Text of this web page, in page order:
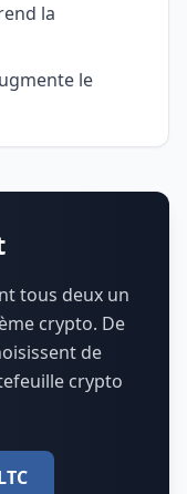
la
le
tous deux un
crypto. De
de
crypto